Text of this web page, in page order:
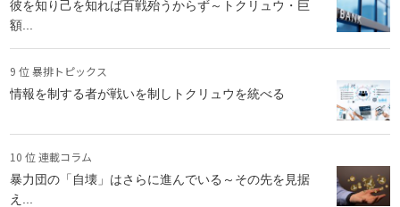
彼を知り己を知れば百戦殆うからず～トクリュウ・巨
額...
9 位 暴排トピックス
情報を制する者が戦いを制しトクリュウを統べる
10 位 連載コラム
暴力団の「自壊」はさらに進んでいる～その先を見据
え...